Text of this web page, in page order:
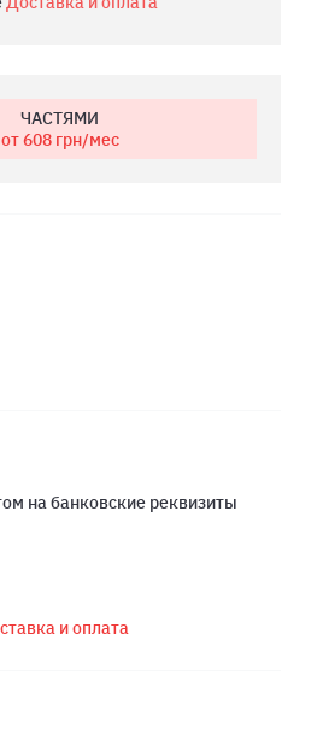
ЧАСТЯМИ
от 608грн/мес
на банковские реквизиты
и оплата